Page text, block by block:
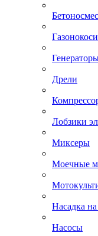
Дрели
Лобзики
Миксеры
Моечные
Насадка на
Насосы